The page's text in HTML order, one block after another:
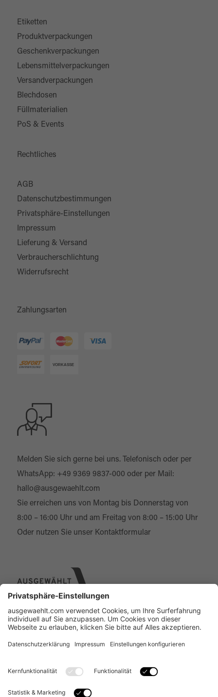
Etiketten
Produktverpackungen
Geschenkverpackungen
Lebensmittelverpackungen
Versandverpackungen
Blechdosen
Füllmaterialien
PoS & Events
Rechtliches
AGB
Datenschutzbestimmungen
Privatsphäre-Einstellungen
Impressum
Lieferung & Versand
Verbraucherschlichtung
Widerrufsrecht
Zahlungsarten
Über uns
Melden Sie sich gerne bei uns. Telefonisch oder per
WhatsApp: +49 9369 9837-000 oder per Mail:
hallo@ausgewaehlt.com
Sie erreichen uns von Montag bis Donnerstag von
8:00 – 16:00 Uhr und am Freitag von 8:00 – 15:00 Uhr
Oder nutzen Sie unser Kontaktformular